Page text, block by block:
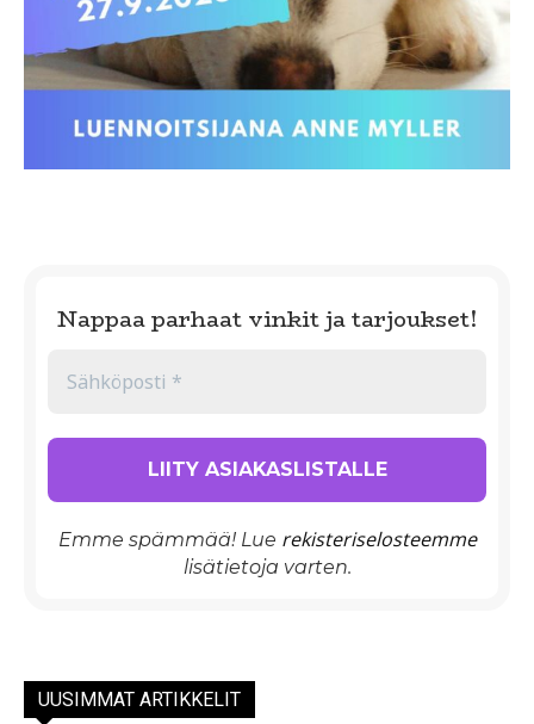
Nappaa parhaat vinkit ja tarjoukset!
Emme spämmää! Lue rekisteriselosteemme
lisätietoja varten.
UUSIMMAT ARTIKKELIT